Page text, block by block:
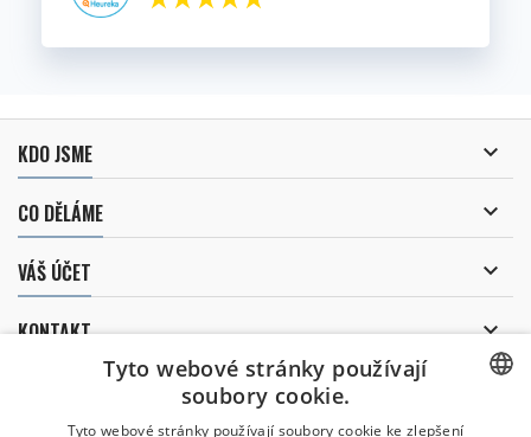
KDO JSME 
CO DĚLÁME 
VÁŠ ÚČET 
KONTAKT 
ODBĚR NOVINEK
CZECH
Tyto webové stránky používají
soubory cookie.
Tyto webové stránky používají soubory cookie ke zlepšení